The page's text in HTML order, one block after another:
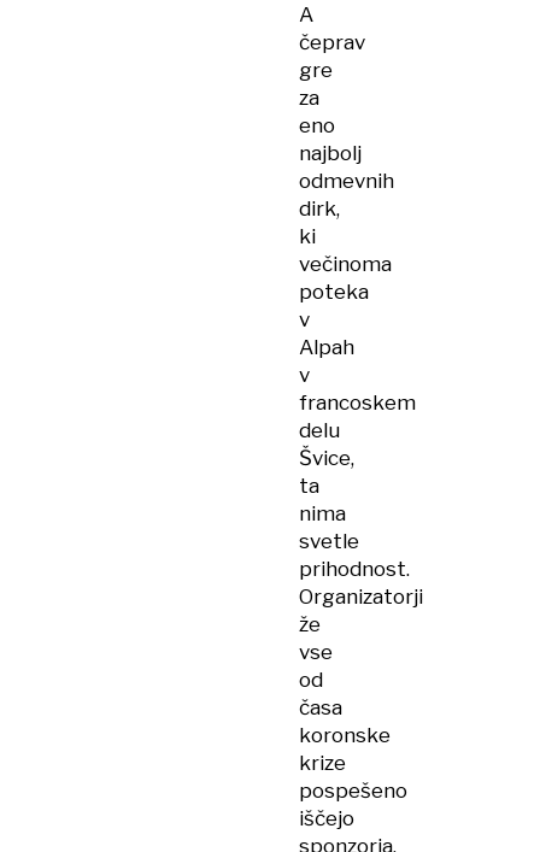
A
čeprav
gre
za
eno
najbolj
odmevnih
dirk,
ki
večinoma
poteka
v
Alpah
v
francoskem
delu
Švice,
ta
nima
svetle
prihodnost.
Organizatorji
že
vse
od
časa
koronske
krize
pospešeno
iščejo
sponzorja,